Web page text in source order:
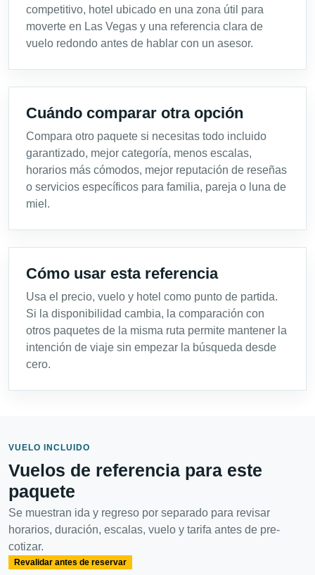
competitivo, hotel ubicado en una zona útil para
moverte en Las Vegas y una referencia clara de
vuelo redondo antes de hablar con un asesor.
Cuándo comparar otra opción
Compara otro paquete si necesitas todo incluido
garantizado, mejor categoría, menos escalas,
horarios más cómodos, mejor reputación de reseñas
o servicios específicos para familia, pareja o luna de
miel.
Cómo usar esta referencia
Usa el precio, vuelo y hotel como punto de partida.
Si la disponibilidad cambia, la comparación con
otros paquetes de la misma ruta permite mantener la
intención de viaje sin empezar la búsqueda desde
cero.
VUELO INCLUIDO
Vuelos de referencia para este
paquete
Se muestran ida y regreso por separado para revisar
horarios, duración, escalas, vuelo y tarifa antes de pre-
cotizar.
Revalidar antes de reservar